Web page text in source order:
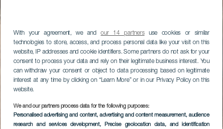
With your agreement, we andour 14 partnersuse cookies or similar
technologies to store, access, and process personal data like your visit on this
website, IP addresses and cookie identifiers. Some partners do not ask for your
consent to process your data and rely on their legitimate business interest. You
can withdraw your consent or object to data processing based on legitimate
interest at any time by clicking on “Learn More” or in our Privacy Policy on this
website.
We and our partners process data for the following purposes:
Personalised advertising and content, advertising and content measurement, audience
research and services development, Precise geolocation data, and identification